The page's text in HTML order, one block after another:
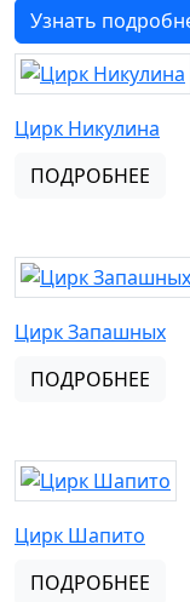
Узнать
Цирк Никулина
ПОДРОБНЕЕ
Цирк Запашных
ПОДРОБНЕЕ
Цирк Шапито
ПОДРОБНЕЕ